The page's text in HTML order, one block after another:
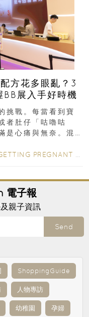
方花多眼亂？3
展入手好時機
挑戰。每當看到寶
者肚仔「咕嚕咕
是心痛與無奈。混
PREGNANT
電子報
親子資訊
Send
ShoppingGuide
人物專訪
幼稚園 孕婦